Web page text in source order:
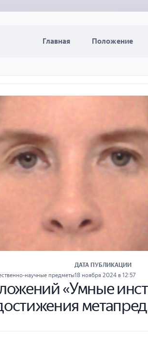
Главная Положение
научные предметы
ДАТА ПУБЛИКАЦИИ
18 ноября 2024 в 12:57
«Умные